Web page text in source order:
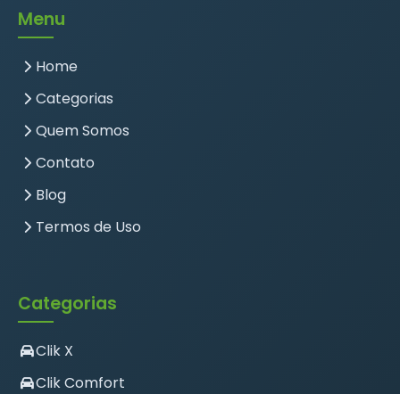
Menu
Home
Categorias
Quem Somos
Contato
Blog
Termos de Uso
Categorias
Clik X
Clik Comfort